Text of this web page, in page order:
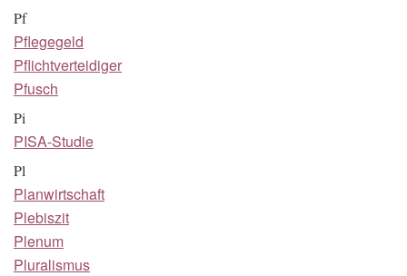
Pf
Pflegegeld
Pflichtverteidiger
Pfusch
Pi
PISA-Studie
Pl
Planwirtschaft
Plebiszit
Plenum
Pluralismus